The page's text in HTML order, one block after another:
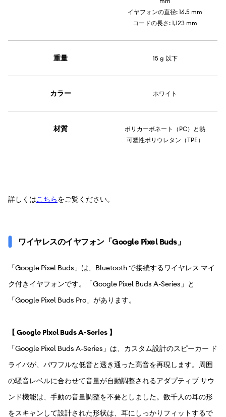
イヤフォンの直径: 16.5 mm
コードの長さ: 1,123 mm
重量 15 g 以下
カラー ホワイト
材質
ポリカーボネート（PC）と熱
可塑性ポリウレタン（TPE）
詳しくはこちらをご覧ください。
ワイヤレスのイヤフォン「Google Pixel Buds」
「Google Pixel Buds」は、Bluetooth で接続するワイヤレス マイ
ク付きイヤフォンです。「Google Pixel Buds A-Series」と
「Google Pixel Buds Pro」があります。
【 Google Pixel Buds A-Series 】
「Google Pixel Buds A-Series」は、カスタム設計のスピーカー ド
ライバが、パワフルな低音と透き通った高音を再現します。周囲
の騒音レベルに合わせて音量が自動調整されるアダプティブ サウ
ンド機能は、手動の音量調整を不要としました。数千人の耳の形
をスキャンして設計された形状は、耳にしっかりフィットするで